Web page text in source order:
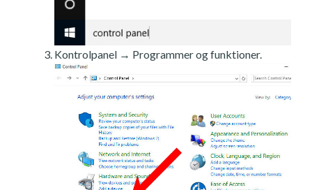
Kontrolpanel → Programmer og funktioner.